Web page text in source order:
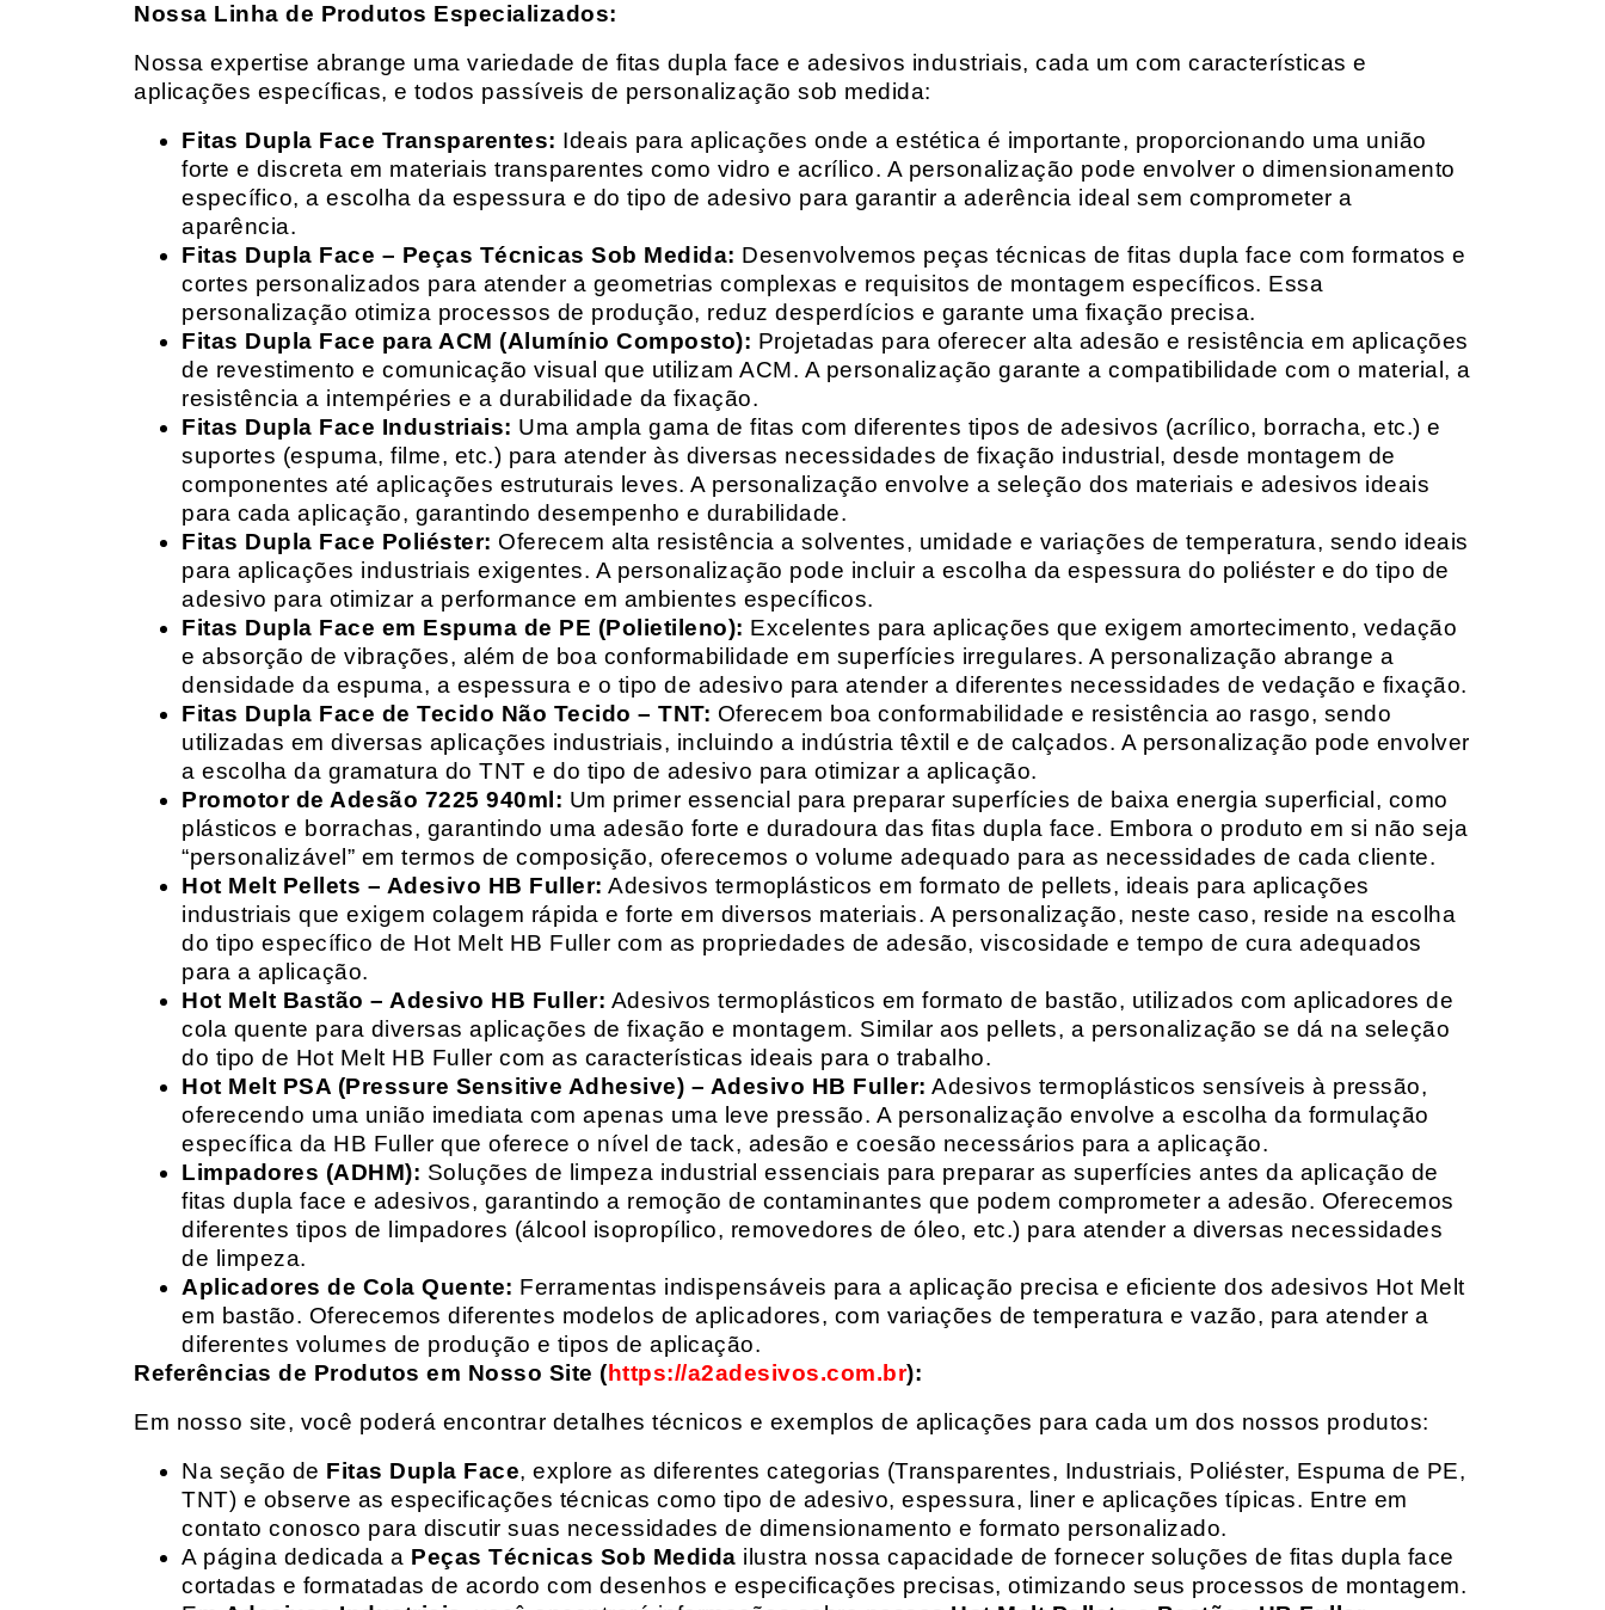
Nossa Linha de Produtos Especializados:
Nossa expertise abrange uma variedade de fitas dupla face e adesivos industriais, cada um com características e
aplicações específicas, e todos passíveis de personalização sob medida:
Fitas Dupla Face Transparentes: Ideais para aplicações onde a estética é importante, proporcionando uma união
forte e discreta em materiais transparentes como vidro e acrílico. A personalização pode envolver o dimensionamento
específico, a escolha da espessura e do tipo de adesivo para garantir a aderência ideal sem comprometer a
aparência.
Fitas Dupla Face – Peças Técnicas Sob Medida: Desenvolvemos peças técnicas de fitas dupla face com formatos e
cortes personalizados para atender a geometrias complexas e requisitos de montagem específicos. Essa
personalização otimiza processos de produção, reduz desperdícios e garante uma fixação precisa.
Fitas Dupla Face para ACM (Alumínio Composto): Projetadas para oferecer alta adesão e resistência em aplicações
de revestimento e comunicação visual que utilizam ACM. A personalização garante a compatibilidade com o material, a
resistência a intempéries e a durabilidade da fixação.
Fitas Dupla Face Industriais: Uma ampla gama de fitas com diferentes tipos de adesivos (acrílico, borracha, etc.) e
suportes (espuma, filme, etc.) para atender às diversas necessidades de fixação industrial, desde montagem de
componentes até aplicações estruturais leves. A personalização envolve a seleção dos materiais e adesivos ideais
para cada aplicação, garantindo desempenho e durabilidade.
Fitas Dupla Face Poliéster: Oferecem alta resistência a solventes, umidade e variações de temperatura, sendo ideais
para aplicações industriais exigentes. A personalização pode incluir a escolha da espessura do poliéster e do tipo de
adesivo para otimizar a performance em ambientes específicos.
Fitas Dupla Face em Espuma de PE (Polietileno): Excelentes para aplicações que exigem amortecimento, vedação
e absorção de vibrações, além de boa conformabilidade em superfícies irregulares. A personalização abrange a
densidade da espuma, a espessura e o tipo de adesivo para atender a diferentes necessidades de vedação e fixação.
Fitas Dupla Face de Tecido Não Tecido – TNT: Oferecem boa conformabilidade e resistência ao rasgo, sendo
utilizadas em diversas aplicações industriais, incluindo a indústria têxtil e de calçados. A personalização pode envolver
a escolha da gramatura do TNT e do tipo de adesivo para otimizar a aplicação.
Promotor de Adesão 7225 940ml: Um primer essencial para preparar superfícies de baixa energia superficial, como
plásticos e borrachas, garantindo uma adesão forte e duradoura das fitas dupla face. Embora o produto em si não seja
“personalizável” em termos de composição, oferecemos o volume adequado para as necessidades de cada cliente.
Hot Melt Pellets – Adesivo HB Fuller: Adesivos termoplásticos em formato de pellets, ideais para aplicações
industriais que exigem colagem rápida e forte em diversos materiais. A personalização, neste caso, reside na escolha
do tipo específico de Hot Melt HB Fuller com as propriedades de adesão, viscosidade e tempo de cura adequados
para a aplicação.
Hot Melt Bastão – Adesivo HB Fuller: Adesivos termoplásticos em formato de bastão, utilizados com aplicadores de
cola quente para diversas aplicações de fixação e montagem. Similar aos pellets, a personalização se dá na seleção
do tipo de Hot Melt HB Fuller com as características ideais para o trabalho.
Hot Melt PSA (Pressure Sensitive Adhesive) – Adesivo HB Fuller: Adesivos termoplásticos sensíveis à pressão,
oferecendo uma união imediata com apenas uma leve pressão. A personalização envolve a escolha da formulação
específica da HB Fuller que oferece o nível de tack, adesão e coesão necessários para a aplicação.
Limpadores (ADHM): Soluções de limpeza industrial essenciais para preparar as superfícies antes da aplicação de
fitas dupla face e adesivos, garantindo a remoção de contaminantes que podem comprometer a adesão. Oferecemos
diferentes tipos de limpadores (álcool isopropílico, removedores de óleo, etc.) para atender a diversas necessidades
de limpeza.
Aplicadores de Cola Quente: Ferramentas indispensáveis para a aplicação precisa e eficiente dos adesivos Hot Melt
em bastão. Oferecemos diferentes modelos de aplicadores, com variações de temperatura e vazão, para atender a
diferentes volumes de produção e tipos de aplicação.
Referências de Produtos em Nosso Site (https://a2adesivos.com.br):
Em nosso site, você poderá encontrar detalhes técnicos e exemplos de aplicações para cada um dos nossos produtos:
Na seção de Fitas Dupla Face, explore as diferentes categorias (Transparentes, Industriais, Poliéster, Espuma de PE,
TNT) e observe as especificações técnicas como tipo de adesivo, espessura, liner e aplicações típicas. Entre em
contato conosco para discutir suas necessidades de dimensionamento e formato personalizado.
A página dedicada a Peças Técnicas Sob Medida ilustra nossa capacidade de fornecer soluções de fitas dupla face
cortadas e formatadas de acordo com desenhos e especificações precisas, otimizando seus processos de montagem.